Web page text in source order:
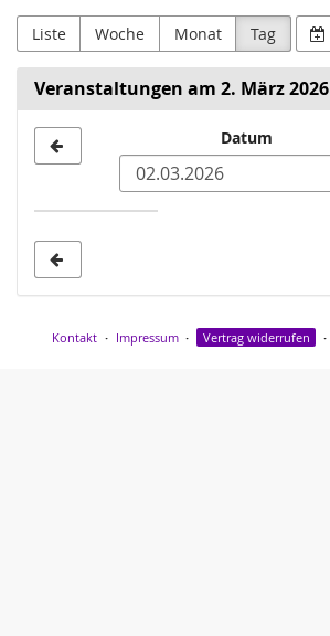
Liste Woche Monat Tag
Veranstaltungen am 2. März 2026
zur
Anzeige
Datum
Kontakt Impressum Vertrag widerrufen